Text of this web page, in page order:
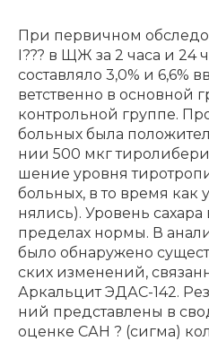
При пер­вич­ном
I??? в ЩЖ за 2 ча­са и 24
со­став­ля­ло 3,0% и 6,6%
вет­ствен­но в основ­ной
кон­троль­ной груп­пе.
боль­ных бы­ла
нии 500 мкг
ше­ние уров­ня
боль­ных, в то вре­мя
ня­лись). Уро­вень
пре­де­лах нор­мы. В
бы­ло об­на­ру­же­но
ских из­ме­не­ний,
Ар­каль­цит ЭДАС-142.
ний пред­став­ле­ны в
оцен­ке САН ? (сиг­ма)